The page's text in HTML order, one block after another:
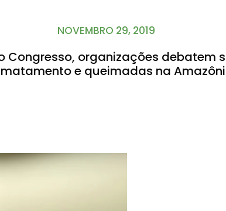
NOVEMBRO 29, 2019
Congresso, organizações debatem
e queimadas na